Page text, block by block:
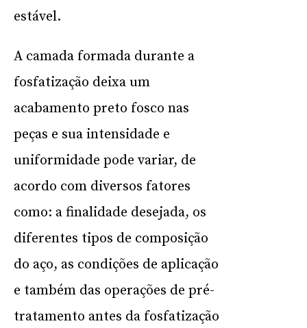
estável.
A camada formada durante a
fosfatização deixa um
acabamento preto fosco nas
peças e sua intensidade e
uniformidade pode variar, de
acordo com diversos fatores
como: a finalidade desejada, os
diferentes tipos de composição
do aço, as condições de aplicação
e também das operações de pré-
tratamento antes da fosfatização